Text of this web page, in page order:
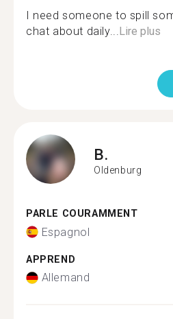
I need someone to spill
chat about daily...Lire plus
B.
Oldenburg
PARLE COURAMMENT
Espagnol
APPREND
Allemand